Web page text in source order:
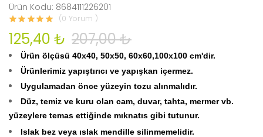
Ürün Kodu: 8684111226201
(0 Yorum )
125,40 ₺ 207,00 ₺
Ürün ölçüsü 40x40, 50x50, 60x60,100x100 cm'dir.
Ürünlerimiz yapıştırıcı ve yapışkan içermez.
Uygulamadan önce yüzeyin tozu alınmalıdır.
Düz, temiz ve kuru olan cam, duvar, tahta, mermer vb.
yüzeylere temas ettiğinde mıknatıs gibi tutunur.
Islak bez veya ıslak mendille silinmemelidir.